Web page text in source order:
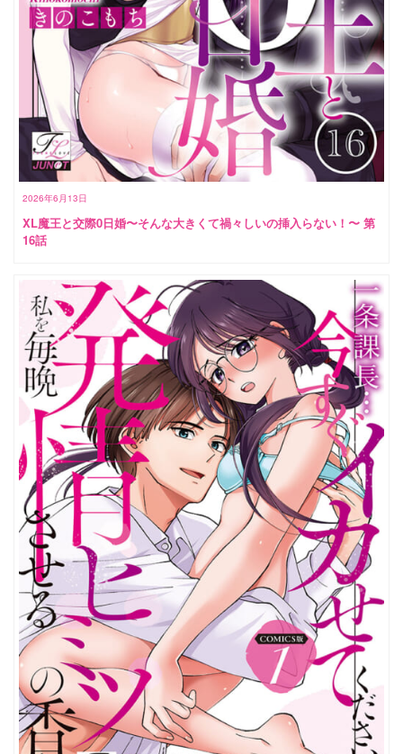
2026年6月13日
XL魔王と交際0日婚〜そんな大きくて禍々しいの挿入らない！〜 第
16話